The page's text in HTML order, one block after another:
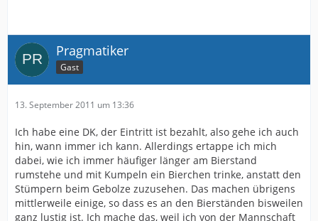
Pragmatiker
Gast
13. September 2011 um 13:36
Ich habe eine DK, der Eintritt ist bezahlt, also gehe ich auch
hin, wann immer ich kann. Allerdings ertappe ich mich
dabei, wie ich immer häufiger länger am Bierstand
rumstehe und mit Kumpeln ein Bierchen trinke, anstatt den
Stümpern beim Gebolze zuzusehen. Das machen übrigens
mittlerweile einige, so dass es an den Bierständen bisweilen
ganz lustig ist. Ich mache das, weil ich von der Mannschaft